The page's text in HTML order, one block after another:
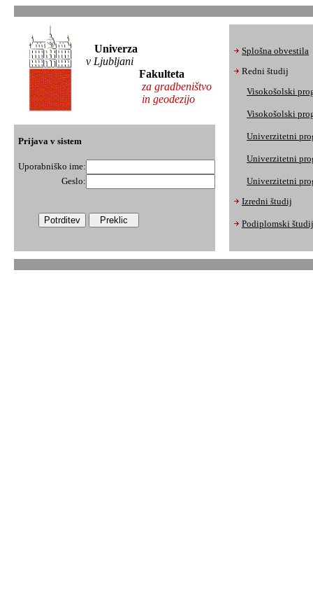
Univerza
v Ljubljani
Fakulteta
za gradbeništvo
in geodezijo
Prijava v sistem
Uporabniško ime:
Geslo:
Splošna obvestila
Redni študij
Visokošolski
Visokošolski
Univerzitetni
Univerzitetni
Univerzitetni
Izredni študij
Podiplomski študij